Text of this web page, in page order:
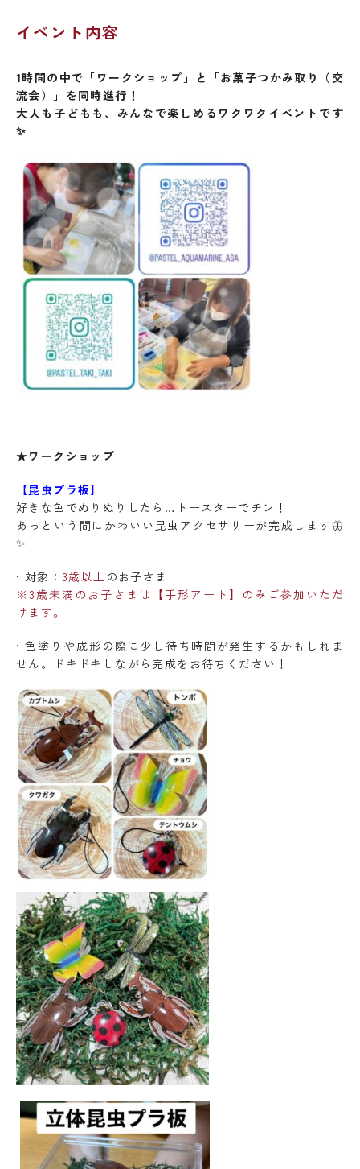
イベント内容
1時間の中で「ワークショップ」と「お菓子つかみ取り（交
流会）」を同時進行！
大人も子どもも、みんなで楽しめるワクワクイベントです
✨
★ワークショップ
【昆虫プラ板】
好きな色でぬりぬりしたら…トースターでチン！
あっという間にかわいい昆虫アクセサリーが完成します🦋
✨
• 対象： 3歳以上 のお子さま
※3歳未満のお子さまは【手形アート】のみご参加いただ
けます。
• 色塗りや成形の際に少し待ち時間が発生するかもしれま
せん。ドキドキしながら完成をお待ちください！